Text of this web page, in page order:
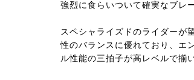
強烈に食らいついて確実なブレ
スペシャライズドのライダーが
性のバランスに優れており、エ
ル性能の三拍子が高レベルで揃